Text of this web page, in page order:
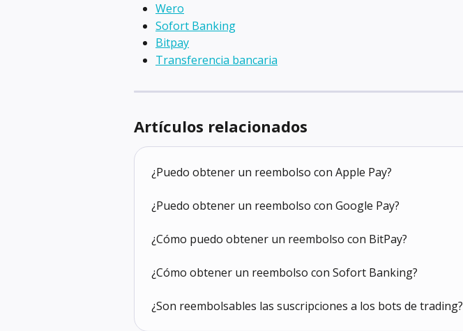
Wero
Sofort Banking
Bitpay
Transferencia bancaria
Artículos relacionados
¿Puedo obtener un reembolso con Apple Pay?
¿Puedo obtener un reembolso con Google Pay?
¿Cómo puedo obtener un reembolso con BitPay?
¿Cómo obtener un reembolso con Sofort Banking?
¿Son reembolsables las suscripciones a los bots de trading?